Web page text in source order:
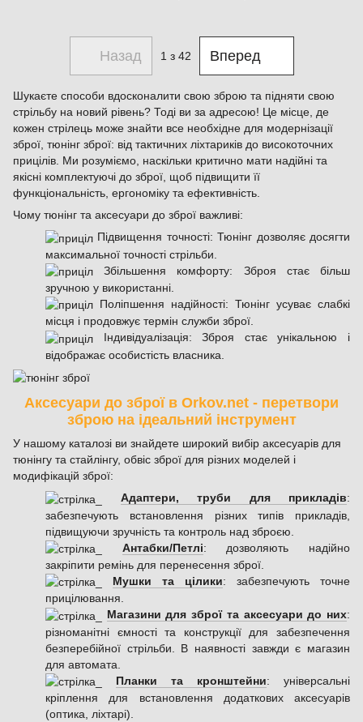
Назад 1 з 42 Вперед
Шукаєте способи вдосконалити свою зброю та підняти свою
стрільбу на новий рівень? Тоді ви за адресою! Це місце, де
кожен стрілець може знайти все необхідне для модернізації
зброї, тюнінг зброї: від тактичних ліхтариків до високоточних
прицілів. Ми розуміємо, наскільки критично мати надійні та
якісні комплектуючі до зброї, щоб підвищити її
функціональність, ергономіку та ефективність.
Чому тюнінг та аксесуари до зброї важливі:
Підвищення точності: Тюнінг дозволяє досягти
максимальної точності стрільби.
Збільшення комфорту: Зброя стає більш
зручною у використанні.
Поліпшення надійності: Тюнінг усуває слабкі
місця і продовжує термін служби зброї.
Індивідуалізація: Зброя стає унікальною і
відображає особистість власника.
Аксесуари до зброї в Orkov.net - перетвори
зброю на ідеальний інструмент
У нашому каталозі ви знайдете широкий вибір аксесуарів для
тюнінгу та стайлінгу, обвіс зброї для різних моделей і
модифікацій зброї:
Адаптери, труби для прикладів:
забезпечують встановлення різних типів прикладів,
підвищуючи зручність та контроль над зброєю.
Антабки/Петлі: дозволяють надійно
закріпити ремінь для перенесення зброї.
Мушки та цілики: забезпечують точне
прицілювання.
Магазини для зброї та аксесуари до них:
різноманітні ємності та конструкції для забезпечення
безперебійної стрільби. В наявності завжди є магазин
для автомата.
Планки та кронштейни: універсальні
кріплення для встановлення додаткових аксесуарів
(оптика, ліхтарі).